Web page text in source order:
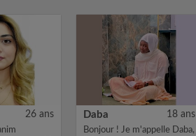
26 ans Daba 18 ans
Bonjour ! Je m'appelle Daba,